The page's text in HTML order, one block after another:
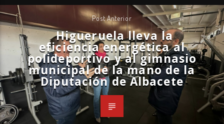
Post Anterior
Higueruelalleva la
eficienciaenergéticaal
polideportivo y al gimnasio
municipalde la mano de la
Diputaciónde Albacete